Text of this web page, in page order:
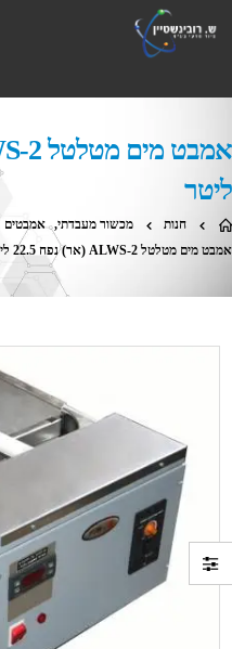
ליטר
חנות מכשור מעבדתי, אמבטים
אמבט מים מטלטל ALWS-2 (אר) נפח 22.5 ליטר